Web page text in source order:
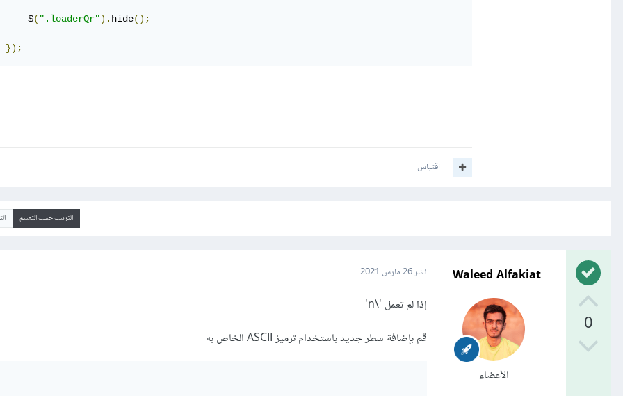
$
( ".loaderQr"). hide();
});
اقتباس
الترتيب حسب التقييم
0
Waleed Alfakiat
الأعضاء
نشر26 مارس 2021
إذا لم تعمل '\n'
قم بإضافة سطر جديد باستخدام ترميز ASCII الخاص به